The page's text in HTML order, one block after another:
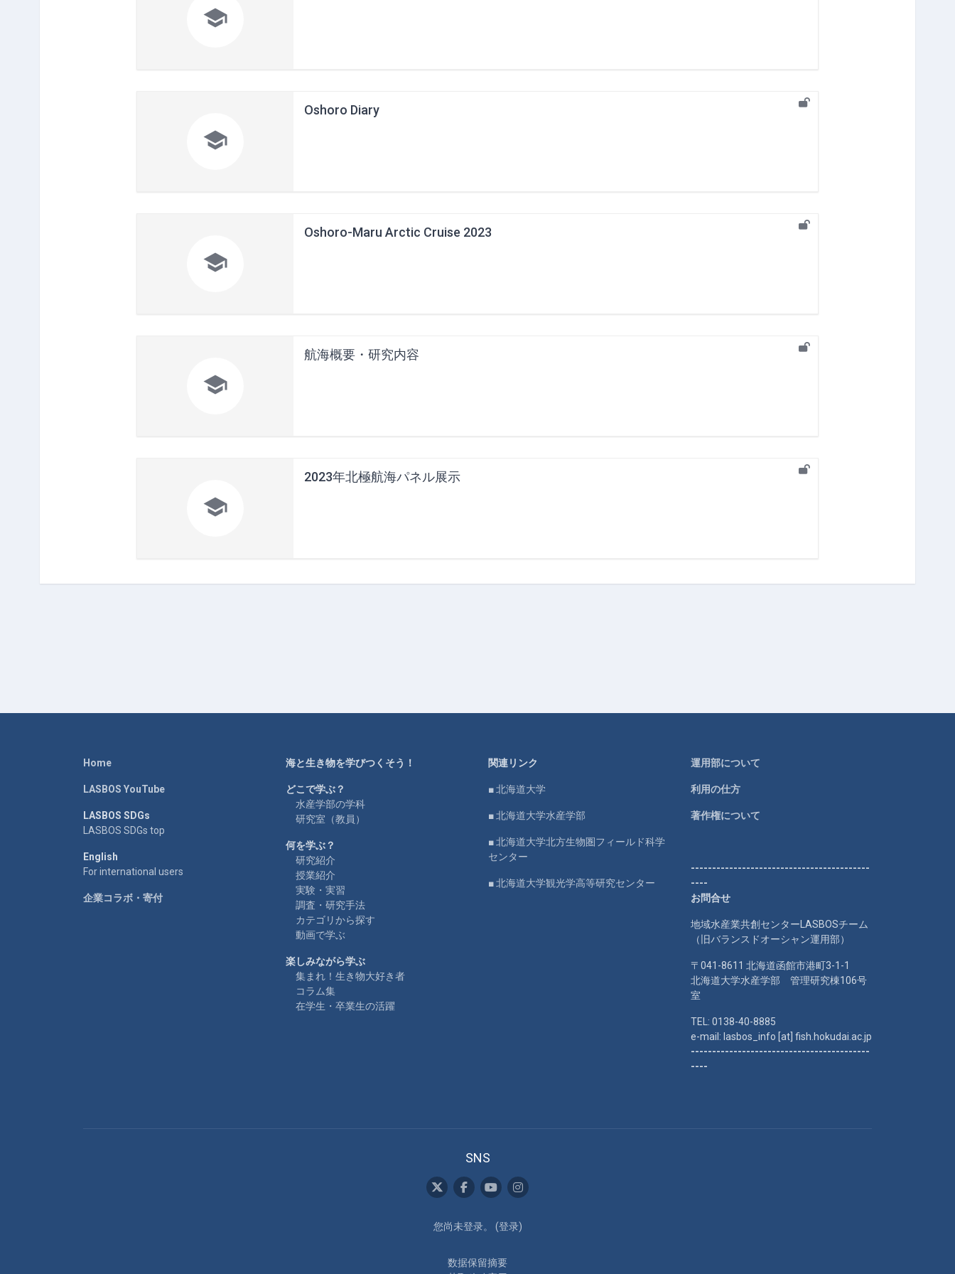


Oshoro Diary

Oshoro-Maru Arctic Cruise 2023

航海概要・研究内容

2023年北極航海パネル展示
Home
LASBOS YouTube
LASBOS SDGs
LASBOS SDGs top
English
For international users
企業コラボ・寄付
海と生き物を学びつくそう！
どこで学ぶ？
水産学部の学科
研究室（教員）
何を学ぶ？
研究紹介
授業紹介
実験・実習
調査・研究手法
カテゴリから探す
動画で学ぶ
楽しみながら学ぶ
集まれ！生き物大好き者
コラム集
在学生・卒業生の活躍
関連リンク
■ 北海道大学
■ 北海道大学水産学部
■ 北海道大学北方生物圏フィールド科学
センター
■ 北海道大学観光学高等研究センター
運用部について
利用の仕方
著作権について
------------------------------------------
----
お問合せ
地域水産業共創センターLASBOSチーム
（旧バランスドオーシャン運用部）
〒041-8611 北海道函館市港町3-1-1
北海道大学水産学部 管理研究棟106号
室
TEL: 0138-40-8885
e-mail: lasbos_info [at] fish.hokudai.ac.jp
------------------------------------------
----
SNS
您尚未登录。 (登录)
‎数据保留摘要‎